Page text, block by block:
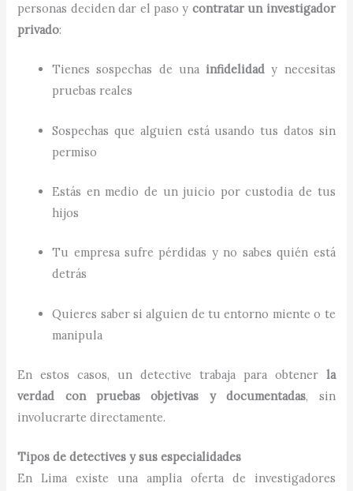
personas deciden dar el paso y contratar un investigador
privado:
Tienes sospechas de una infidelidad y necesitas
pruebas reales
Sospechas que alguien está usando tus datos sin
permiso
Estás en medio de un juicio por custodia de tus
hijos
Tu empresa sufre pérdidas y no sabes quién está
detrás
Quieres saber si alguien de tu entorno miente o te
manipula
En estos casos, un detective trabaja para obtener la
verdad con pruebas objetivas y documentadas, sin
involucrarte directamente.
Tipos de detectives y sus especialidades
En Lima existe una amplia oferta de investigadores